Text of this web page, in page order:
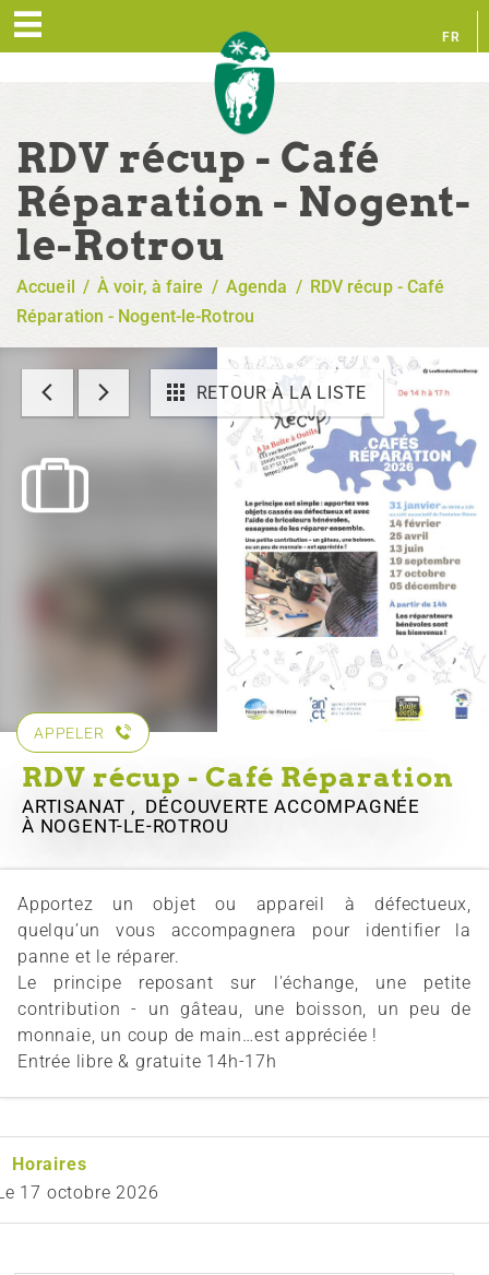
FR
RDV récup - Café
Réparation - Nogent-
le-Rotrou
Accueil / À voir, à faire / Agenda / RDV récup - Café
Réparation - Nogent-le-Rotrou
RETOUR À LA LISTE
APPELER
RDV récup - Café Réparation
ARTISANAT , DÉCOUVERTE ACCOMPAGNÉE
À NOGENT-LE-ROTROU
Apportez un objet ou appareil à défectueux,
quelqu’un vous accompagnera pour identifier la
panne et le réparer.
Le principe reposant sur l'échange, une petite
contribution - un gâteau, une boisson, un peu de
monnaie, un coup de main…est appréciée !
Entrée libre & gratuite 14h-17h
Horaires
17 octobre 2026